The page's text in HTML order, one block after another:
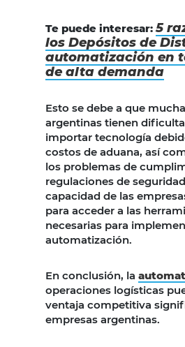
Te puede interesar:5
los Depósitos de
automatización en
de alta demanda
Esto se debe a que
argentinas tienen
importar tecnología
costos de aduana, así
los problemas de
regulaciones de
capacidad de las
para acceder a las
necesarias para
automatización.
En conclusión, la
operaciones logísticas
ventaja competitiva
empresas argentinas.